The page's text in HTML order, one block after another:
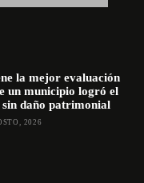
la mejor evaluación
un municipio logró el
daño patrimonial
2026